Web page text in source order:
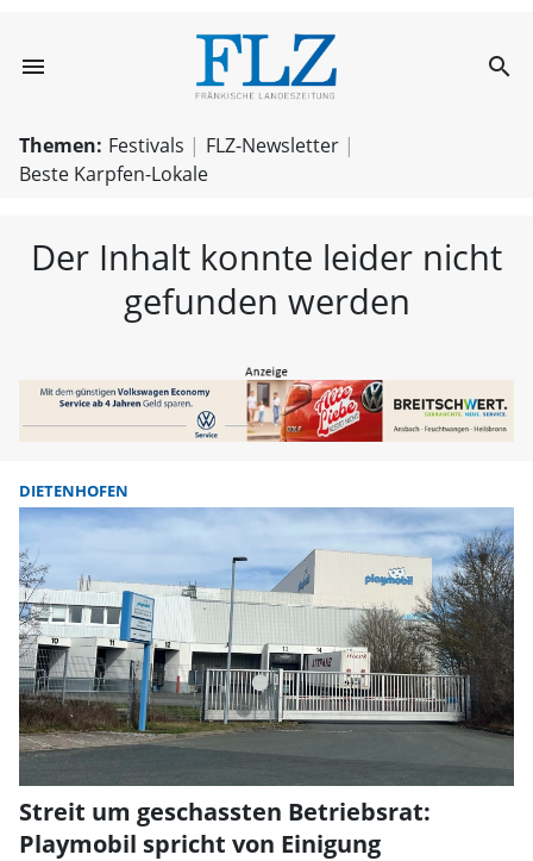
menu FLZ – search
Themen: Festivals
FLZ-Newsletter
Beste Karpfen-Lokale
Der Inhalt konnte leider nicht
gefunden werden
DIETENHOFEN
Streit um geschassten Betriebsrat:
Playmobil spricht von Einigung